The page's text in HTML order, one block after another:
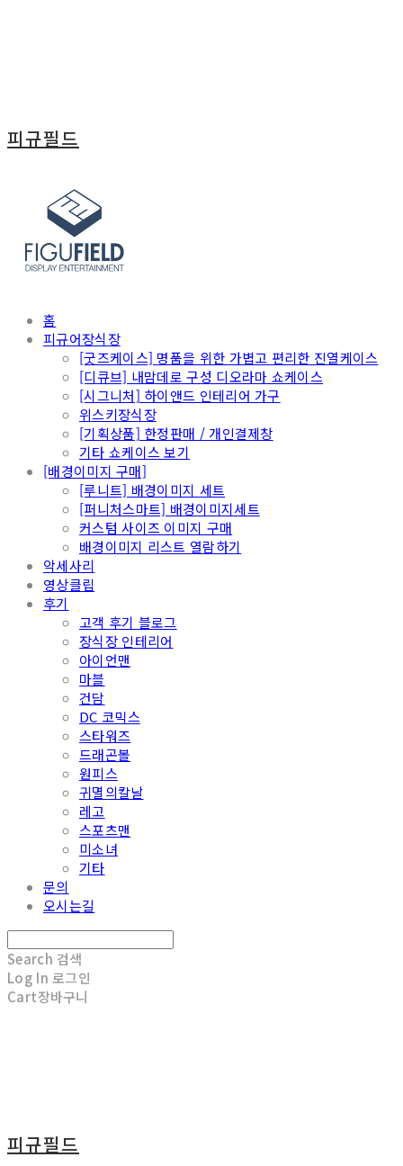
피규필드
홈
피규어장식장
[굿즈케이스] 명품을 위한 가볍고 편리한 진열케이스
[디큐브] 내맘데로 구성 디오라마 쇼케이스
[시그니처] 하이앤드 인테리어 가구
위스키장식장
[기획상품] 한정판매 / 개인결제창
기타 쇼케이스 보기
[배경이미지 구매]
[루니트] 배경이미지 세트
[퍼니처스마트] 배경이미지세트
커스텀 사이즈 이미지 구매
배경이미지 리스트 열람하기
악세사리
영상클립
후기
고객 후기 블로그
장식장 인테리어
아이언맨
마블
건담
DC 코믹스
스타워즈
드래곤볼
원피스
귀멸의칼날
레고
스포츠맨
미소녀
기타
문의
오시는길
Search 검색
Log In 로그인
Cart장바구니
피규필드